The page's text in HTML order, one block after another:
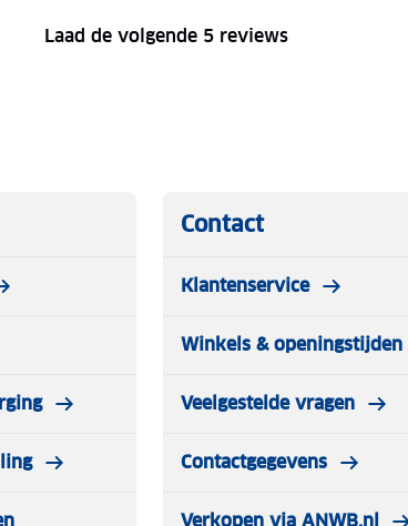
Laad de volgende 5 reviews
Contact
Klantenservice
Winkels & openingstijden
Veelgestelde vragen
Contactgegevens
Verkopen via ANWB.nl